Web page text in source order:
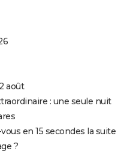
août
: une seule nuit
en 15 secondes la suite
?